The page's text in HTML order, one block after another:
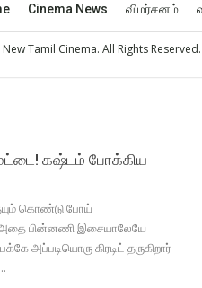
Cinema News விமர்சனம்
Tamil Cinema. All Rights Reserved.
கஷ்டம் போக்கிய
கொண்டு போய்
பின்னணி இசையாலேயே
அப்படியொரு கிரடிட் தருகிறார்